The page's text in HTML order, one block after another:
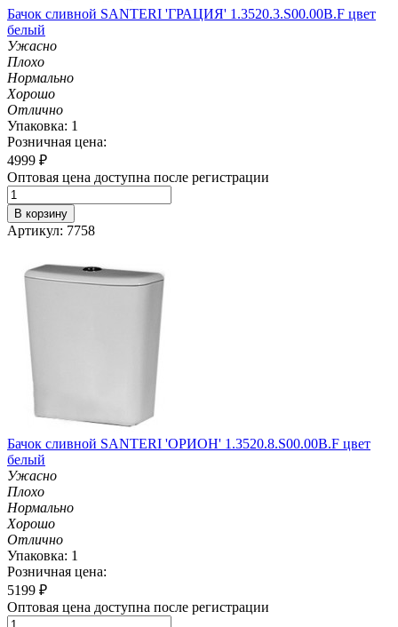
Бачок сливной SANTERI 'ГРАЦИЯ' 1.3520.3.S00.00B.F цвет
белый
Ужасно
Плохо
Нормально
Хорошо
Отлично
Упаковка: 1
Розничная цена:
4999 ₽
Оптовая цена доступна после регистрации
В корзину
Артикул: 7758
Бачок сливной SANTERI 'ОРИОН' 1.3520.8.S00.00B.F цвет
белый
Ужасно
Плохо
Нормально
Хорошо
Отлично
Упаковка: 1
Розничная цена:
5199 ₽
Оптовая цена доступна после регистрации